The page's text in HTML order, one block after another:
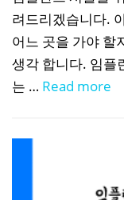
려드리겠습니다.
어느 곳을 가야 할
생각 합니다. 임플
는 … Read more